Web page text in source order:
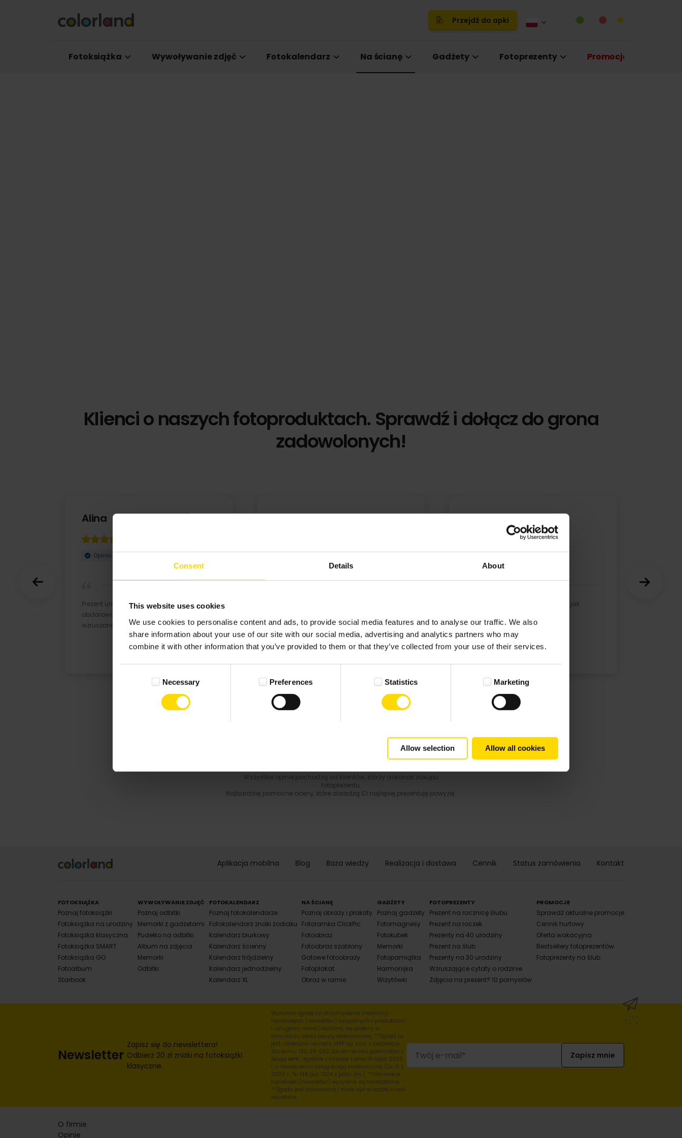
Consent Details About
This website uses cookies
We use cookies to personalise content and ads, to provide social media features and to analyse our traffic. We also
share information about your use of our site with our social media, advertising and analytics partners who may
combine it with other information that you’ve provided to them or that they’ve collected from your use of their services.
Necessary Preferences Statistics Marketing
Allow selection Allow all cookies
Przejdź do apki
Fotoksiążka Wywoływanie zdjęć Fotokalendarz Na ścianę Gadżety Fotoprezenty Promocje
Klienci o naszych fotoproduktach. Sprawdź i dołącz do grona
zadowolonych!
Alina
Opinia zweryfikowana
Prezent urodzinowy wyszedł super,
obdarowana bardzo zadowolona i
wzruszona. Polecam serdecznie
Małgosia klient od wielu
Opinia zweryfikowana
współpracuje i niezwodo ...
Rozwiń
Monika
20-12-2022
Obraz bardzo ładny, super jakość jak
5.0 z 5.0
Wynik podany jest na podstawie 29 opinii.
Zobacz wszystkie
Wszystkie opinie pochodzą od Klientów, którzy dokonali zakupu
fotoprezentu.
Najbardziej pomocne oceny, które doradzą Ci najlepiej prezentuję powyżej.
Aplikacja mobilna Blog Baza wiedzy Realizacja i dostawa Cennik Status zamówienia Kontakt
FOTOKSIĄŻKA
Poznaj fotoksiążki
Fotoksiążka na urodziny
Fotoksiążka klasyczna
Fotoksiążka SMART
Fotoksiążka GO
Fotoalbum
Starbook
WYWOŁYWANIE ZDJĘĆ
Poznaj odbitki
Memorki z gadżetami
Pudełko na odbitki
Album na zdjęcia
Memorki
Odbitki
FOTOKALENDARZ
Poznaj fotokalendarze
Fotokalendarz znaki zodiaku
Kalendarz biurkowy
Kalendarz ścienny
Kalendarz trójdzielny
Kalendarz jednodzielny
Kalendarz XL
NA ŚCIANĘ
Poznaj obrazy i plakaty
Fotoramka ClickPic
Fotoobraz
Fotoobraz szablony
Gotowe fotoobrazy
Fotoplakat
Obraz w ramie
GADŻETY
Poznaj gadżety
Fotomagnesy
Fotokubek
Memorki
Fotopamiątka
Harmonijka
Wizytówki
FOTOPREZENTY
Prezent na rocznicę ślubu
Prezent na roczek
Prezenty na 40 urodziny
Prezent na ślub
Prezenty na 30 urodziny
Wzruszające cytaty o rodzinie
Zdjęcia na prezent? 10 pomysłów
PROMOCJE
Sprawdź aktualne promocje
Cennik hurtowy
Oferta wakacyjna
Bestsellery fotoprezentów
Fotoprezenty na ślub
Newsletter
Zapisz się do newslettera!
Odbierz 20 zł zniżki na fotoksiążki
klasyczne.
Wyrażam zgodę na otrzymywanie informacji
handlowych (newsletter) związanych z produktami
i usługami marki Colorland, na podany w
formularzu adres poczty elektronicznej. **Zgoda ta
jest udzielana na rzecz: MPP sp. z o.o. z siedzibą w
Zaczerniu 190, 36-062 Zaczernie oraz podmiotów z
Grupy MPP, zgodnie z Ustawą z dnia 18 lipca 2002
r. o świadczeniu usług drogą elektroniczną (Dz. U. z
2002 r., Nr 144, poz. 1204 z późn. zm.). **Informacje
handlowe (newsletter) wysyłane są nieodpłatnie.
**Zgoda jest dobrowolna i może być w każdej chwili
wycofana.
O firmie
Opinie